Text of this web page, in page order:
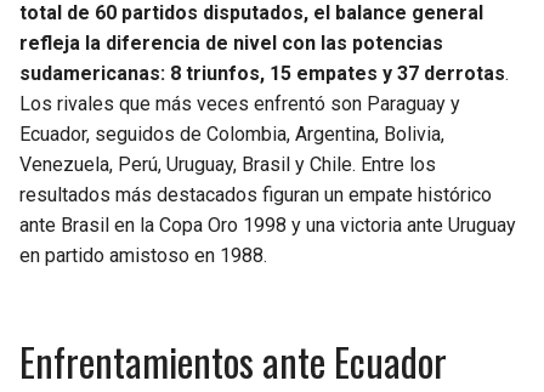
total de 60 partidos disputados, el balance general
refleja la diferencia de nivel con las potencias
sudamericanas: 8 triunfos, 15 empates y 37 derrotas.
Los rivales que más veces enfrentó son Paraguay y
Ecuador, seguidos de Colombia, Argentina, Bolivia,
Venezuela, Perú, Uruguay, Brasil y Chile. Entre los
resultados más destacados figuran un empate histórico
ante Brasil en la Copa Oro 1998 y una victoria ante Uruguay
en partido amistoso en 1988.
Enfrentamientos ante Ecuador